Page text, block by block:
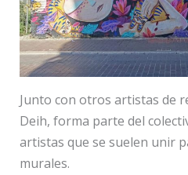
Junto con otros artistas de
Deih, forma parte del
artistas que se suelen unir
murales.